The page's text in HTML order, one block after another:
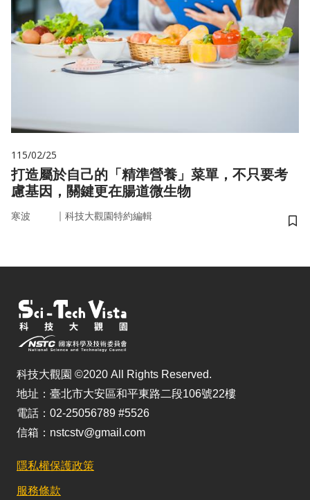
115/02/25
打造屬於自己的「精準營養」菜單，不只要考
慮基因，關鍵更在腸道微生物
寒波 ｜ 科技大觀園特約編輯
儲
科技大觀園 ©2020 All Rights Reserved.
地址：臺北市大安區和平東路二段106號22樓
電話：02-25056789 #5526
信箱：nstcstv@gmail.com
隱私權保護政策
服務條款